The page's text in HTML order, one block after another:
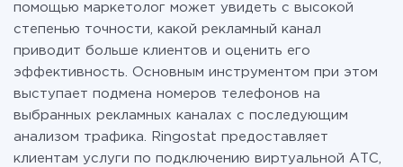
помощью маркетолог может увидеть с высокой
степенью точности, какой рекламный канал
приводит больше клиентов и оценить его
эффективность. Основным инструментом при этом
выступает подмена номеров телефонов на
выбранных рекламных каналах с последующим
анализом трафика. Ringostat предоставляет
клиентам услуги по подключению виртуальной АТС,